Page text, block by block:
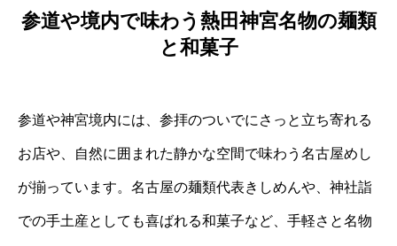
参道や境内で味わう熱田神宮名物の麺類
と和菓子
参道や神宮境内には、参拝のついでにさっと立ち寄れる
お店や、自然に囲まれた静かな空間で味わう名古屋めし
が揃っています。名古屋の麺類代表きしめんや、神社詣
での手土産としても喜ばれる和菓子など、手軽さと名物